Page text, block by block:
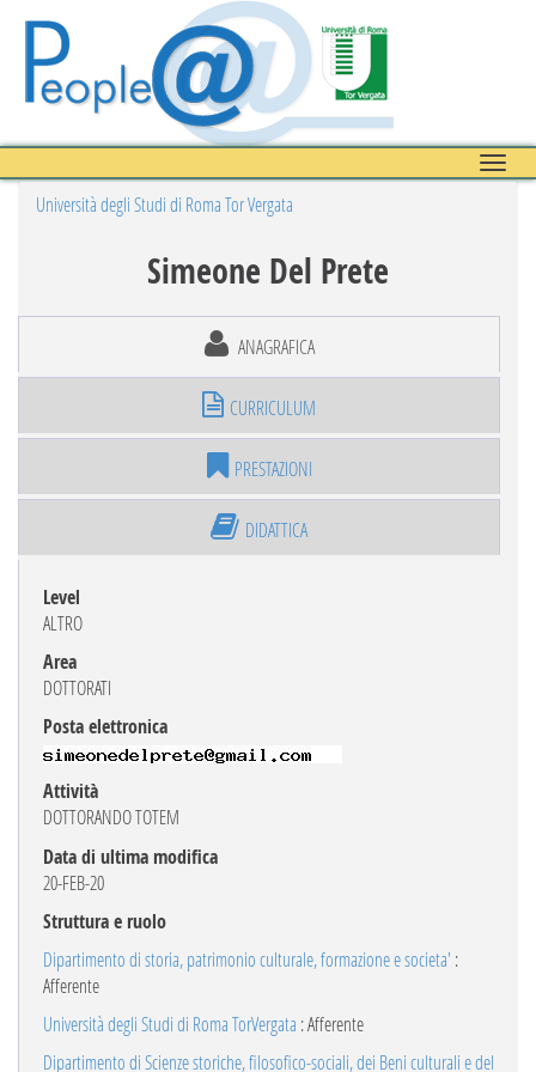
Toggle
Università degli Studi di Roma Tor Vergata
Simeone Del Prete
ANAGRAFICA
CURRICULUM
PRESTAZIONI
DIDATTICA
Level
ALTRO
Area
DOTTORATI
Posta elettronica
Attività
DOTTORANDO TOTEM
Data di ultima modifica
20-FEB-20
Struttura e ruolo
Dipartimento di storia, patrimonio culturale, formazione e societa' :
Afferente
Università degli Studi di Roma TorVergata : Afferente
Dipartimento di Scienze storiche, filosofico-sociali, dei Beni culturali e del